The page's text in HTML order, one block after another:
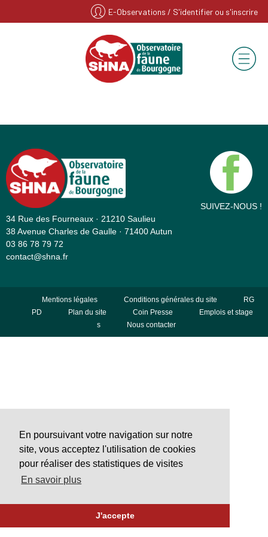
En poursuivant votre navigation sur notre
site, vous acceptez l'utilisation de cookies
pour réaliser des statistiques de visites
En savoir plus
J'accepte
E-Observations / S'identifier ou s'inscrire
34 Rue des Fourneaux · 21210 Saulieu
38 Avenue Charles de Gaulle · 71400 Autun
03 86 78 79 72
contact@shna.fr
SUIVEZ-NOUS !
Mentions légales Conditions générales du site
RG
PD
Plan du site Coin Presse
Emplois et stage
s
Nous contacter